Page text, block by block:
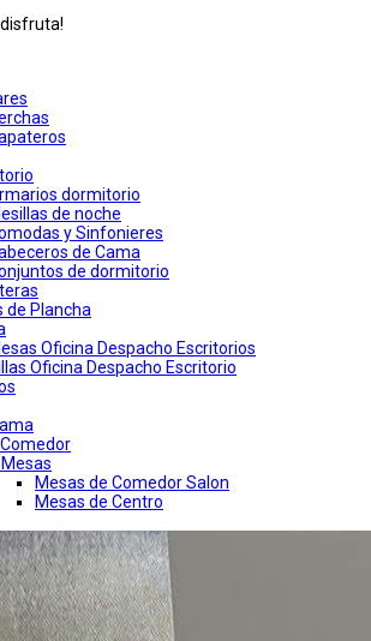
dormitorio
de noche
y Sinfonieres
de Cama
de dormitorio
de Plancha
Oficina Despacho Escritorios
Oficina Despacho Escritorio
Mesas
Mesas de Comedor Salon
Mesas de Centro